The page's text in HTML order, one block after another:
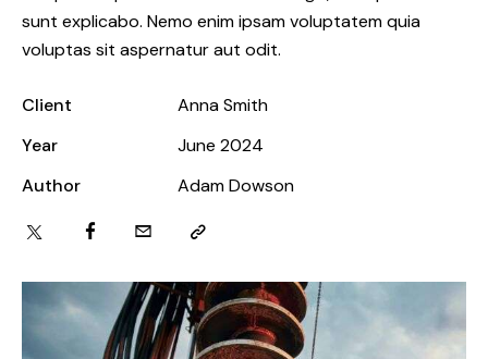
sunt explicabo. Nemo enim ipsam voluptatem quia
voluptas sit aspernatur aut odit.
Client
Anna Smith
Year
June 2024
Author
Adam Dowson